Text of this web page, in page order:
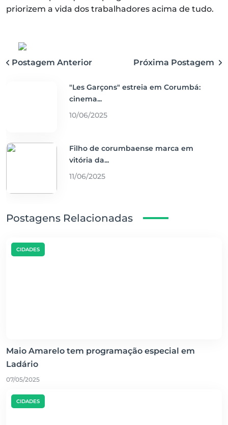
priorizem a vida dos trabalhadores acima de tudo.
Postagem Anterior Próxima Postagem
"Les Garçons" estreia em Corumbá:
cinema...
10/06/2025
Filho de corumbaense marca em
vitória da...
11/06/2025
Postagens Relacionadas
CIDADES
Maio Amarelo tem programação especial em
Ladário
07/05/2025
CIDADES